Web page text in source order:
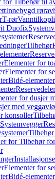
for Tilbehør til
Innebygd
T-rør
Duofix
Tilbehør
Elementer for
Elementer for
Bidé-elementer
for dusjer
med
konsoller
Systemvegger
for Tilbehør
Elementer for
Bidé-elementer